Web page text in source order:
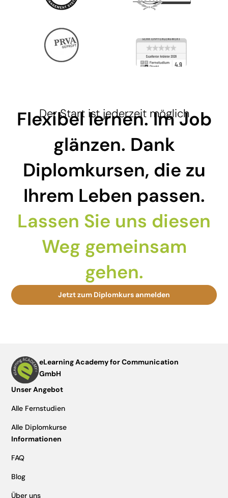
Der Start ist jederzeit möglich
Flexibel lernen. Im Job
glänzen. Dank
Diplomkursen, die zu
Ihrem Leben passen.
Lassen Sie uns diesen
Weg gemeinsam
gehen.
Jetzt zum Diplomkurs anmelden
eLearning Academy for Communication
GmbH
Unser Angebot
Alle Fernstudien
Alle Diplomkurse
Informationen
FAQ
Blog
Über uns